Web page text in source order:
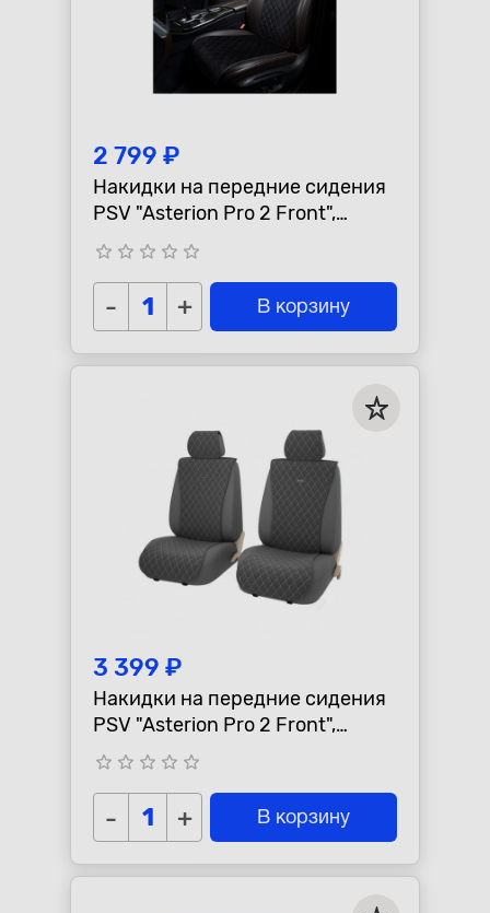
2 799 ₽
Накидки на передние сидения
PSV "Asterion Pro 2 Front",
черные, 2шт, комплект
star_border star_border star_border star_border star_border
- + В корзину
3 399 ₽
Накидки на передние сидения
PSV "Asterion Pro 2 Front",
т.серые, 2шт, комплект
star_border star_border star_border star_border star_border
- + В корзину